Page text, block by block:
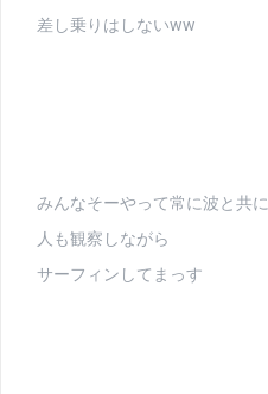
差し乗りはしないww
みんなそーやって常に波と共に
人も観察しながら
サーフィンしてまっす